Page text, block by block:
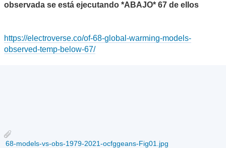
observada se está ejecutando *ABAJO* 67 de ellos
https://electroverse.co/of-68-global-warming-models-
observed-temp-below-67/
68-models-vs-obs-1979-2021-ocfggeans-Fig01.jpg